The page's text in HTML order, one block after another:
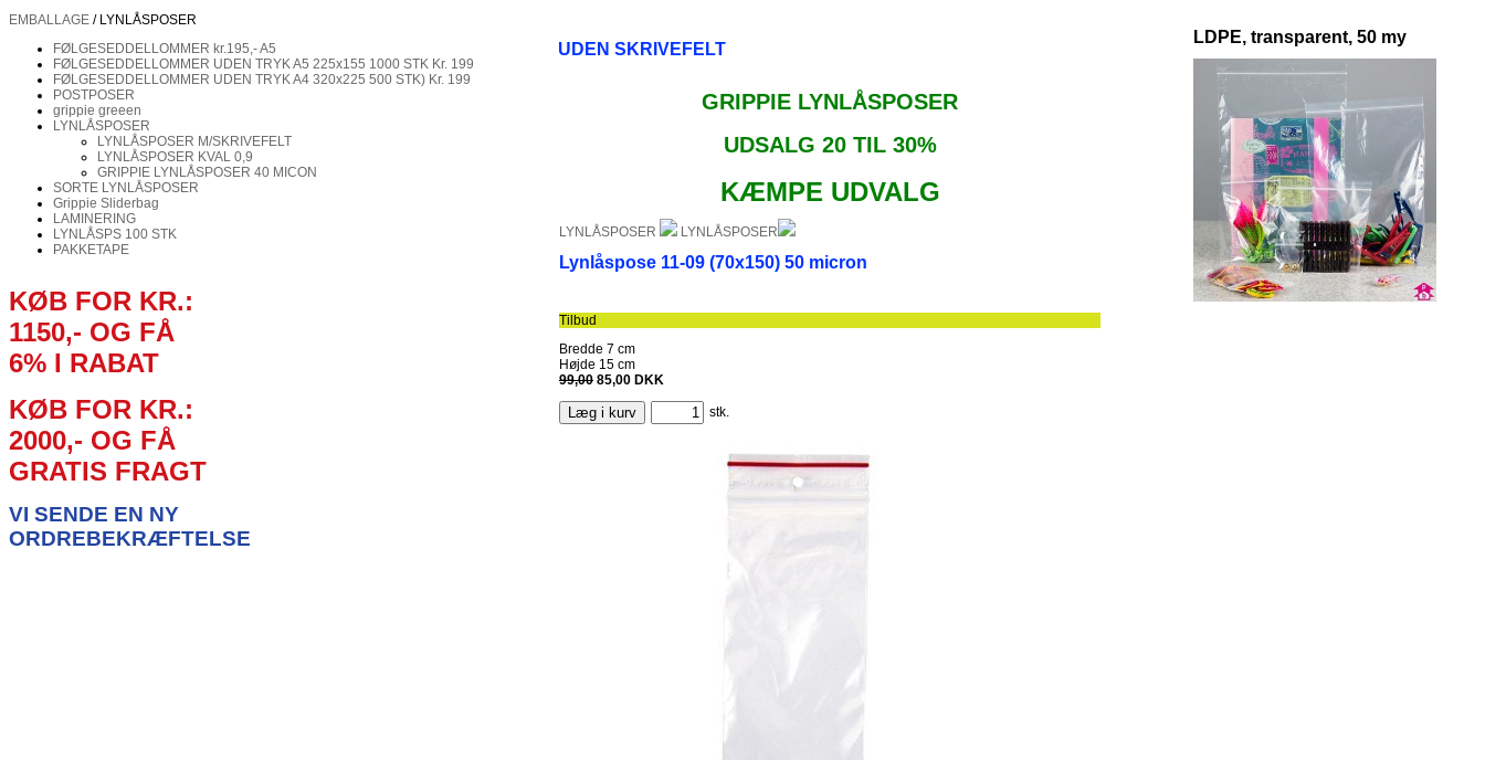
EMBALLAGE / LYNLÅSPOSER
FØLGESEDDELLOMMER kr.195,- A5
FØLGESEDDELLOMMER UDEN TRYK A5 225x155 1000 STK Kr. 199
FØLGESEDDELLOMMER UDEN TRYK A4 320x225 500 STK) Kr. 199
POSTPOSER
grippie greeen
LYNLÅSPOSER
LYNLÅSPOSER M/SKRIVEFELT
LYNLÅSPOSER KVAL 0,9
GRIPPIE LYNLÅSPOSER 40 MICON
SORTE LYNLÅSPOSER
Grippie Sliderbag
LAMINERING
LYNLÅSPS 100 STK
PAKKETAPE
KØB FOR KR.:
1150,- OG FÅ
6% I RABAT
KØB FOR KR.:
2000,- OG FÅ
GRATIS FRAGT
VI SENDE EN NY
ORDREBEKRÆFTELSE
UDEN SKRIVEFELT
GRIPPIE LYNLÅSPOSER
UDSALG 20 TIL 30%
KÆMPE UDVALG
LYNLÅSPOSER LYNLÅSPOSER
Lynlåspose 11-09 (70x150) 50 micron
Tilbud
Bredde 7 cm
Højde 15 cm
99,00 85,00 DKK
Læg i kurv stk.
LDPE, transparent, 50 my